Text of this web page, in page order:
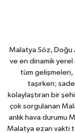
Malatya Söz, Doğu
ve en dinamik
tüm gelişmeleri,
taşırken;
kolaylaştıran bir
çok sorgulanan
anlık hava durumu
Malatya ezan vakti